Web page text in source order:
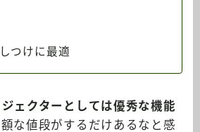
つけに最適
ェクターとしては優秀な機能
な値段がするだけあるなと感